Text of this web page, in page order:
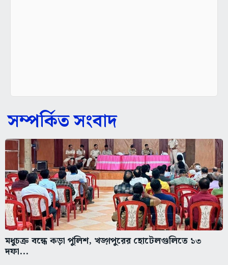
সম্পর্কিত সংবাদ
মধুচক্র বন্ধে কড়া পুলিশ, খড়্গপুরের হোটেলগুলিতে ১৩
দফা...